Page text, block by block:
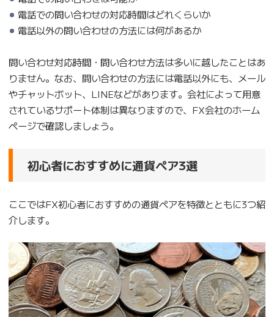
電話での問い合わせの対応時間はどれくらいか
電話以外の問い合わせの方法には何があるか
問い合わせ対応時間・問い合わせ方法は多いに越したことはあ
りません。なお、問い合わせの方法には電話以外にも、メール
やチャットボット、LINEなどがあります。会社によって用意
されているサポート体制は異なりますので、FX会社のホーム
ページで確認しましょう。
初心者におすすめに通貨ペア3選
ここではFX初心者におすすめの通貨ペアを特徴とともに3つ紹
介します。